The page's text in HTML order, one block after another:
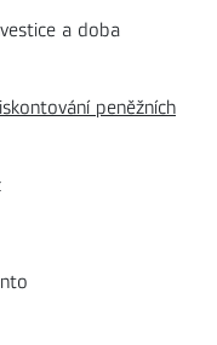
a doba
peněžních